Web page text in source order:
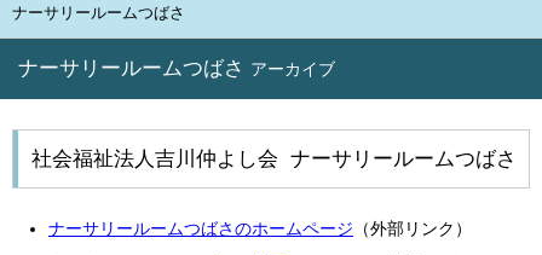
ナーサリールームつばさ
ナーサリールームつばさ アーカイブ
社会福祉法人吉川仲よし会 ナーサリールームつばさ
ナーサリールームつばさのホームページ （外部リンク）